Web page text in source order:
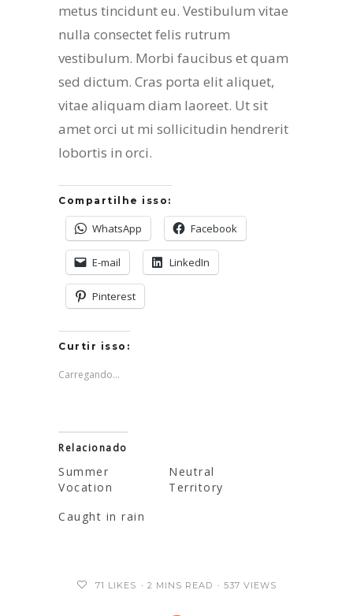
metus tincidunt eu. Vestibulum vitae
nulla consectet felis rutrum
vestibulum. Morbi faucibus et quam
sed dictum. Cras porta elit aliquet,
vitae aliquam diam laoreet. Ut sit
amet orci ut mi sollicitudin hendrerit
lobortis in orci.
Compartilhe isso:
WhatsApp Facebook
E-mail LinkedIn
Pinterest
Curtir isso:
Carregando...
Relacionado
Summer
Vocation
Neutral
Territory
Caught in rain
71 LIKES 2 MINS READ 537 VIEWS